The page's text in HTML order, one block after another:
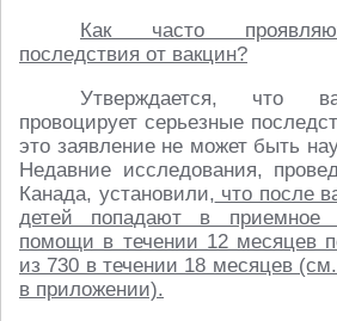
Как часто
последствия от вакцин?
Утверждается, что
провоцирует серьезные
это заявление не может быть
Недавние исследования,
Канада, установили, что после
детей попадают в приемное
помощи в течении 12 месяцев
из 730 в течении 18 месяцев
в приложении).